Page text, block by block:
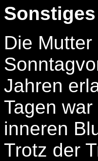
Sonstiges
Die
Jahren
Tagen
inneren
Trotz der